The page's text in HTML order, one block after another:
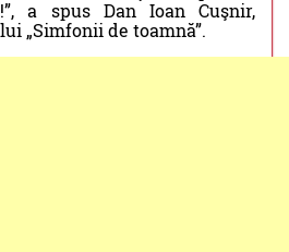
a spus Dan Ioan Cuşnir,
„Simfonii de toamnă”.